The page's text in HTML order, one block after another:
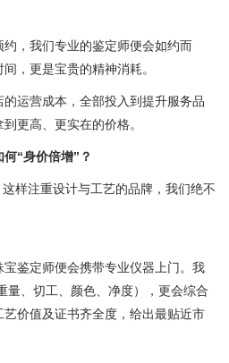
约，我们专业的鉴定师便会如约而
，更是宝贵的精神消耗。
的运营成本，全部投入到提升服务品
更高、更实在的价格。
“身价倍增”？
样注重设计与工艺的品牌，我们绝不
鉴定师便会携带专业仪器上门。我
量、切工、颜色、净度），更会综合
价值及证书齐全度，给出最贴近市